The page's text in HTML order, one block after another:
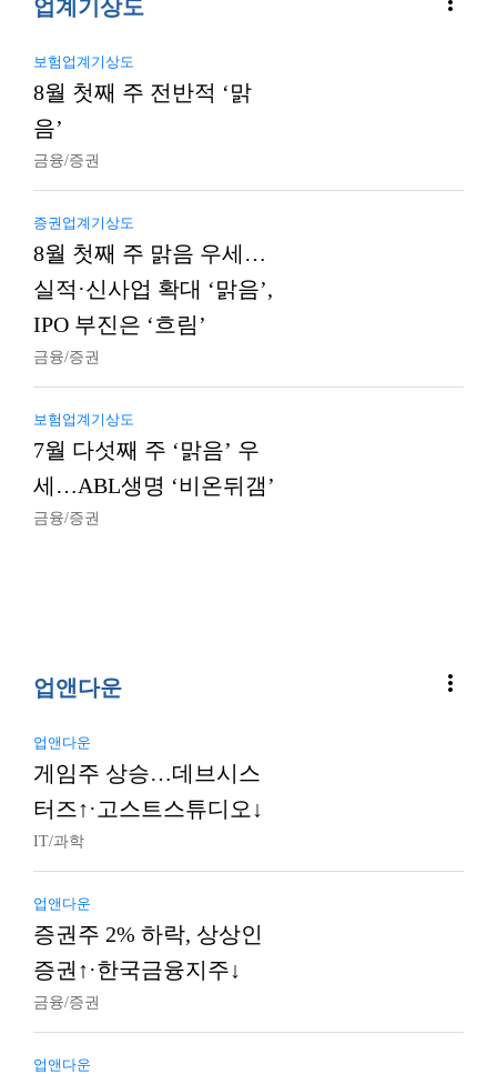
업계기상도
보험업계기상도
8월 첫째 주 전반적 ‘맑
음’
금융/증권
증권업계기상도
8월 첫째 주 맑음 우세…
실적·신사업 확대 ‘맑음’,
IPO 부진은 ‘흐림’
금융/증권
보험업계기상도
7월 다섯째 주 ‘맑음’ 우
세…ABL생명 ‘비온뒤갬’
금융/증권
업앤다운 more_vert
업앤다운
게임주 상승…데브시스
터즈↑·고스트스튜디오↓
IT/과학
업앤다운
증권주 2% 하락, 상상인
증권↑·한국금융지주↓
금융/증권
업앤다운